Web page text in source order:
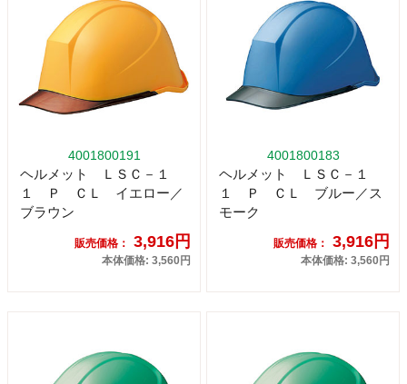
4001800191
ヘルメット ＬＳＣ－１
１ Ｐ ＣＬ イエロー／
ブラウン
販売価格： 3,916円
本体価格: 3,560円
4001800183
ヘルメット ＬＳＣ－１
１ Ｐ ＣＬ ブルー／ス
モーク
販売価格： 3,916円
本体価格: 3,560円